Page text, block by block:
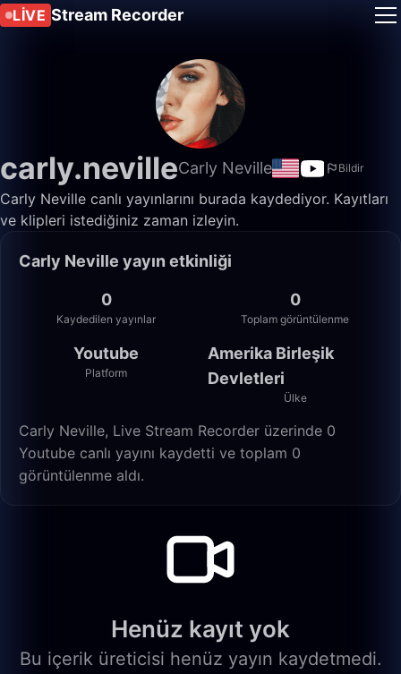
LIVE Stream Recorder
carly.nevilleCarly Neville Bildir
Carly Neville canlı yayınlarını burada kaydediyor. Kayıtları
ve klipleri istediğiniz zaman izleyin.
Carly Neville yayın etkinliği
0
Kaydedilen yayınlar
0
Toplam görüntülenme
Youtube
Platform
Amerika Birleşik
Devletleri
Ülke
Carly Neville, Live Stream Recorder üzerinde 0
Youtube canlı yayını kaydetti ve toplam 0
görüntülenme aldı.
Henüz kayıt yok
Bu içerik üreticisi henüz yayın kaydetmedi.